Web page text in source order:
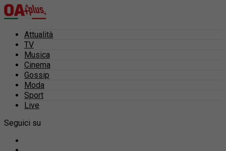
Attualità
TV
Musica
Cinema
Gossip
Moda
Sport
Live
Seguici su